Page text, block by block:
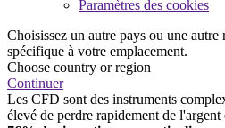
Paramètres des cookies
Choisissez un autre pays ou une
spécifique à votre emplacement.
Choose country or region
Continuer
Les CFD sont des instruments
élevé de perdre rapidement de